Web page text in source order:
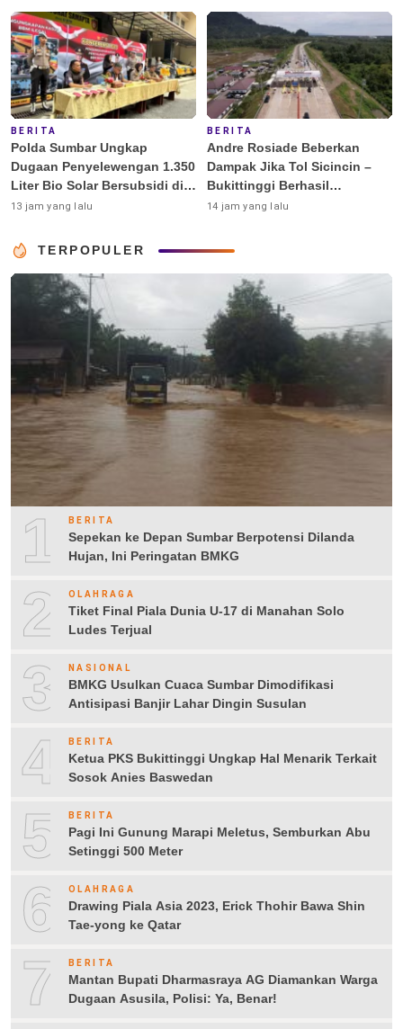
Corbuzier
BERITA
Polda Sumbar Ungkap
Dugaan Penyelewengan 1.350
Liter Bio Solar Bersubsidi di
Padang
13 jam yang lalu
BERITA
Andre Rosiade Beberkan
Dampak Jika Tol Sicincin –
Bukittinggi Berhasil
Dibangun
14 jam yang lalu
TERPOPULER
1 BERITA
Sepekan ke Depan Sumbar Berpotensi Dilanda
Hujan, Ini Peringatan BMKG
2 OLAHRAGA
Tiket Final Piala Dunia U-17 di Manahan Solo
Ludes Terjual
3 NASIONAL
BMKG Usulkan Cuaca Sumbar Dimodifikasi
Antisipasi Banjir Lahar Dingin Susulan
4 BERITA
Ketua PKS Bukittinggi Ungkap Hal Menarik Terkait
Sosok Anies Baswedan
5 BERITA
Pagi Ini Gunung Marapi Meletus, Semburkan Abu
Setinggi 500 Meter
6 OLAHRAGA
Drawing Piala Asia 2023, Erick Thohir Bawa Shin
Tae-yong ke Qatar
7 BERITA
Mantan Bupati Dharmasraya AG Diamankan Warga
Dugaan Asusila, Polisi: Ya, Benar!